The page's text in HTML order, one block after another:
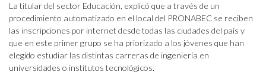
La titular del sector Educación, explicó que a través de un
procedimiento automatizado en el local del PRONABEC se reciben
las inscripciones por internet desde todas las ciudades del país y
que en este primer grupo se ha priorizado a los jóvenes que han
elegido estudiar las distintas carreras de ingeniería en
universidades o institutos tecnológicos.